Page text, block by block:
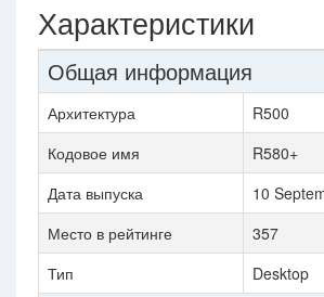
Характеристики
Общая информация
Архитектура
R500
Кодовое имя
R580+
Дата выпуска
10
Место в рейтинге
357
Тип
Desktop